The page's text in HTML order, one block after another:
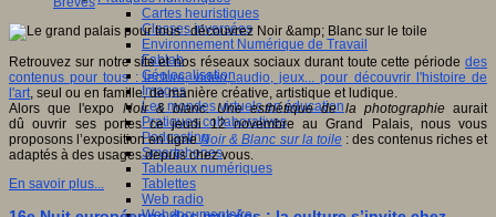
Cartes heuristiques
Classes inversées
Environnement Numérique de Travail
Fablab
Géolocalisation
Images
Les mondes virtuels en éducation
Pratiques collaboratives
Podcasting
Smartphones
Tableaux numériques
Tablettes
Web radio
Retrouvez sur notre site et nos réseaux sociaux durant toute cette période des
contenus pour tous : lecture, vidéo, audio, jeux... pour découvrir l'histoire de
l'art, seul ou en famille, de manière créative, artistique et ludique.
Alors que l'expo Noir & blanc. Une esthétique de la photographieaurait
dû ouvrir ses portes ce jeudi 12 novembre au Grand Palais, nous vous
proposons l’exposition en ligneNoir & Blanc sur la toile: des contenus riches et
adaptés à des usages depuis chez vous.
En savoir plus...